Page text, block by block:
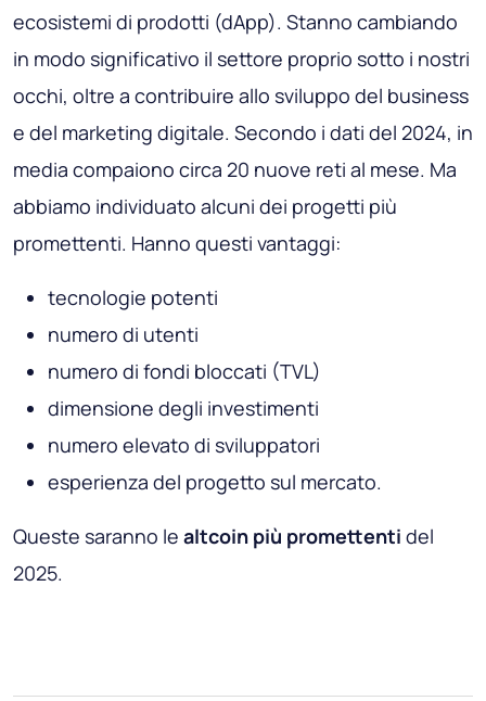
ecosistemi di prodotti (dApp). Stanno cambiando
in modo significativo il settore proprio sotto i nostri
occhi, oltre a contribuire allo sviluppo del business
e del marketing digitale. Secondo i dati del 2024, in
media compaiono circa 20 nuove reti al mese. Ma
abbiamo individuato alcuni dei progetti più
promettenti. Hanno questi vantaggi:
tecnologie potenti
numero di utenti
numero di fondi bloccati (TVL)
dimensione degli investimenti
numero elevato di sviluppatori
esperienza del progetto sul mercato.
Queste saranno le altcoin più promettenti del
2025.